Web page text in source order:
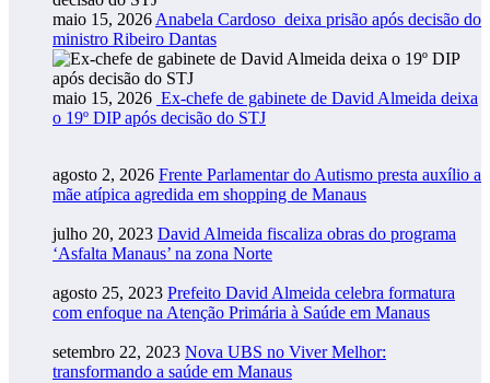
maio 15, 2026 Anabela Cardoso deixa prisão após decisão do
ministro Ribeiro Dantas
maio 15, 2026 Ex-chefe de gabinete de David Almeida deixa
o 19º DIP após decisão do STJ
agosto 2, 2026 Frente Parlamentar do Autismo presta auxílio a
mãe atípica agredida em shopping de Manaus
julho 20, 2023 David Almeida fiscaliza obras do programa
‘Asfalta Manaus’ na zona Norte
agosto 25, 2023 Prefeito David Almeida celebra formatura
com enfoque na Atenção Primária à Saúde em Manaus
setembro 22, 2023 Nova UBS no Viver Melhor:
transformando a saúde em Manaus